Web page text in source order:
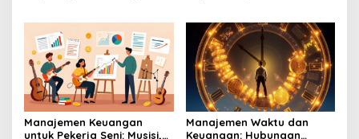
Manajemen Keuangan
untuk Pekerja Seni: Musisi,
Manajemen Waktu dan
Keuangan: Hubungan